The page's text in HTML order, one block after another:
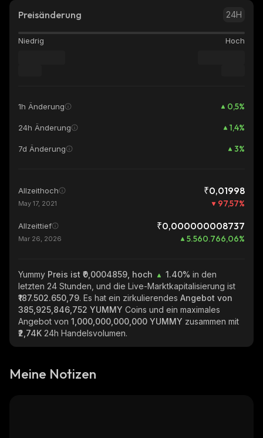
Preisänderung 24H
Niedrig Hoch
1h Änderung 0,5%
24h Änderung 1,4%
7d Änderung 3%
Allzeithoch ₹0,01998
May 17, 2021 97,57%
Allzeittief ₹0,000000008737
Mar 26, 2026 5.560.766,06%
Yummy Preis ist ₹0,0004859, hoch 1.40% in den
letzten 24 Stunden, und die Live-Marktkapitalisierung ist
₹187.502.650,79. Es hat ein zirkulierendes Angebot von
385,925,846,752 YUMMY Coins und ein maximales
Angebot von 1,000,000,000,000 YUMMY zusammen mit
₹2,74K 24h Handelsvolumen.
Meine Notizen